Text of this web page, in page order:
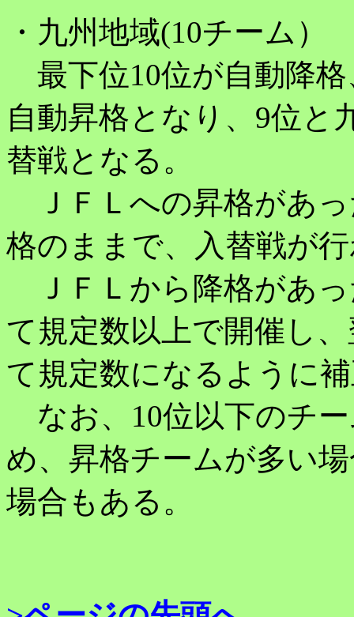
・九州地域(10チーム）
最下位10位が自動降
自動昇格となり、9位と
替戦となる。
ＪＦＬへの昇格があっ
格のままで、入替戦が
ＪＦＬから降格があ
て規定数以上で開催し
て規定数になるように
なお、10位以下のチ
め、昇格チームが多い
場合もある。